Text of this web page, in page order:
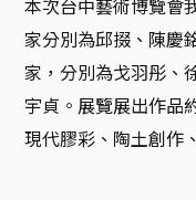
本次台中藝術博覽會
家分別為邱掇、陳慶
家，分別為戈羽彤、
宇貞。展覽展出作品
現代膠彩、陶土創作